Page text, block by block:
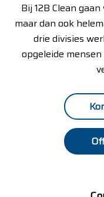
Bij 12B Clean
maar dan ook
drie divisies
opgeleide